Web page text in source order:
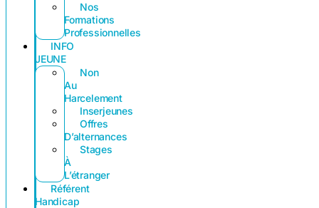
Nos
Formations
Professionnelles
INFO
JEUNE
Non
Au
Harcelement
Inserjeunes
Offres
D’alternances
Stages
À
L’étranger
Référent
Handicap